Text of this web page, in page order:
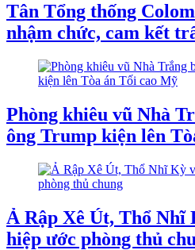
Tân Tổng thống
nhậm chức, cam kết
Phòng khiêu vũ Nhà
ông Trump kiện lên
Ả Rập Xê Út, Thổ Nhĩ
hiệp ước phòng thủ